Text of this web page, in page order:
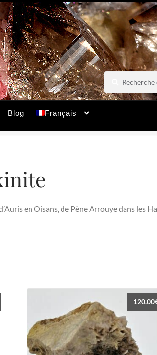
Recherche
pour :
Recherche
Blog Français
en Oisans, de Pène Arrouye dans les
120.00